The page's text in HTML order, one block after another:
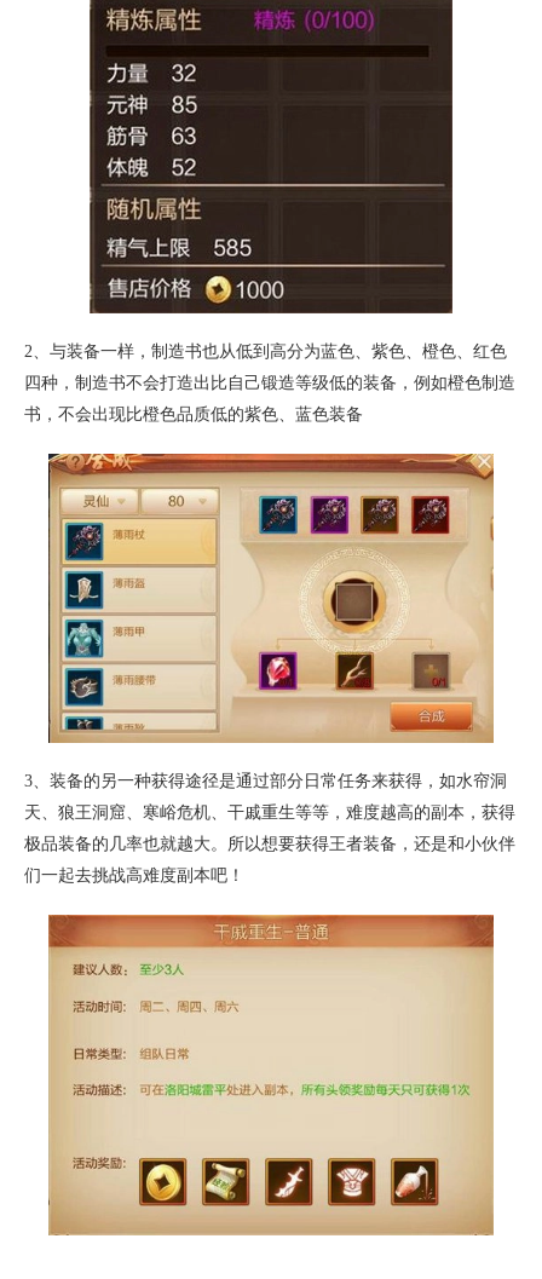
2、与装备一样，制造书也从低到高分为蓝色、紫色、橙色、红色
四种，制造书不会打造出比自己锻造等级低的装备，例如橙色制造
书，不会出现比橙色品质低的紫色、蓝色装备
3、装备的另一种获得途径是通过部分日常任务来获得，如水帘洞
天、狼王洞窟、寒峪危机、干戚重生等等，难度越高的副本，获得
极品装备的几率也就越大。所以想要获得王者装备，还是和小伙伴
们一起去挑战高难度副本吧！